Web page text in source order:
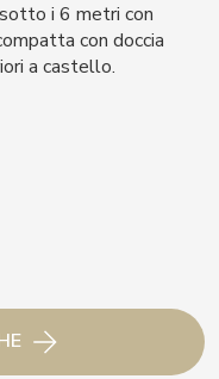
i 6 metri con
con doccia
a castello.